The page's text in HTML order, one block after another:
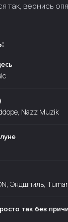
так, вернись
Nazz Muzik
Эндшпиль,
так без